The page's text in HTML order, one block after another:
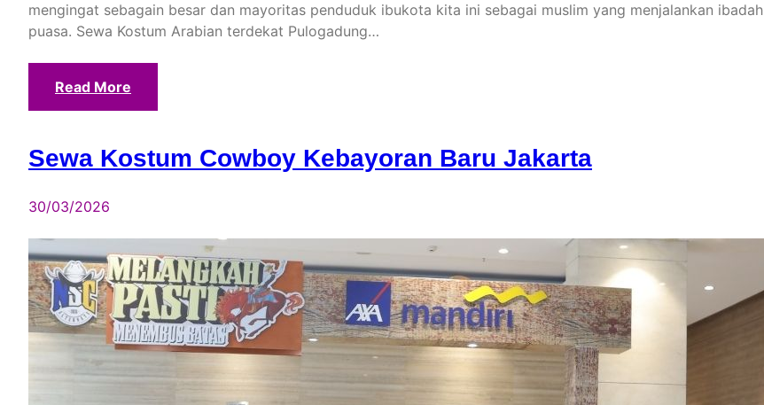
mengingat sebagain besar dan mayoritas penduduk ibukota kita ini sebagai muslim yang menjalankan ibadah
puasa. Sewa Kostum Arabian terdekat Pulogadung…
Read More
Sewa Kostum Cowboy Kebayoran Baru Jakarta
30/03/2026